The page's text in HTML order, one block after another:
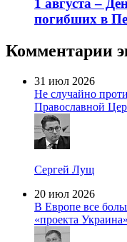
1 августа –
погибших в
Комментарии
31 июл 2026
Не случайно
Православной
Сергей Лущ
20 июл 2026
В Европе все
«проекта Украина»